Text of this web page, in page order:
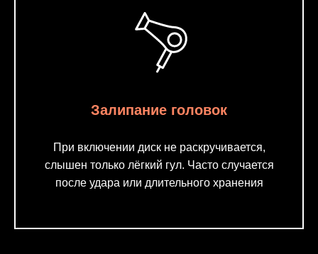
Залипание головок
При включении диск не раскручивается,
слышен только лёгкий гул. Часто случается
после удара или длительного хранения